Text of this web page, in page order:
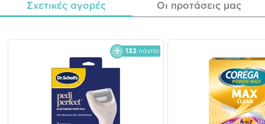
Σχετικές αγορές Οι προτάσεις μας
132 πόντοι